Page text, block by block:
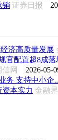
销 证券日报
济高质量发展
官配置超8成落
信网 2026-05-
务 支持中小企
本实力 金融